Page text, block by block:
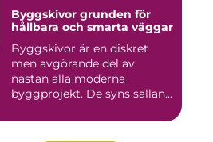
Byggskivor grunden för
hållbara och smarta väggar
Byggskivor är en diskret
men avgörande del av
nästan alla moderna
byggprojekt. De syns sällan